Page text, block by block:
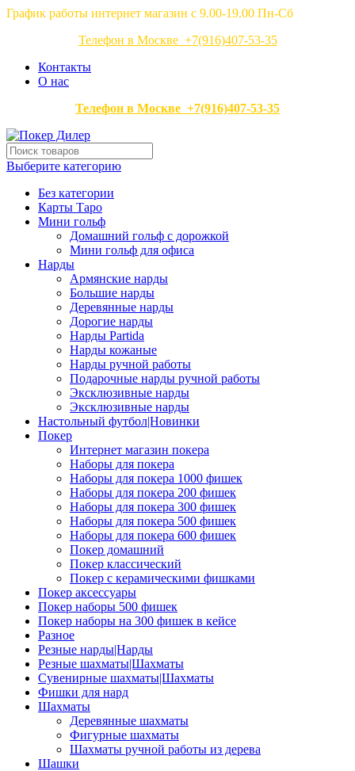
График работы интернет магазин с 9.00-19.00 Пн-Сб
Телефон в Москве +7(916)407-53-35
Контакты
О нас
Телефон в Москве +7(916)407-53-35
Выберите категорию
Без категории
Карты Таро
Мини гольф
Домашний гольф с дорожкой
Мини гольф для офиса
Нарды
Армянские нарды
Большие нарды
Деревянные нарды
Дорогие нарды
Нарды Partida
Нарды кожаные
Нарды ручной работы
Подарочные нарды ручной работы
Эксклюзивные нарды
Эксклюзивные нарды
Настольный футбол|Новинки
Покер
Интернет магазин покера
Наборы для покера
Наборы для покера 1000 фишек
Наборы для покера 200 фишек
Наборы для покера 300 фишек
Наборы для покера 500 фишек
Наборы для покера 600 фишек
Покер домашний
Покер классический
Покер с керамическими фишками
Покер аксессуары
Покер наборы 500 фишек
Покер наборы на 300 фишек в кейсе
Разное
Резные нарды|Нарды
Резные шахматы|Шахматы
Сувенирные шахматы|Шахматы
Фишки для нард
Шахматы
Деревянные шахматы
Фигурные шахматы
Шахматы ручной работы из дерева
Шашки